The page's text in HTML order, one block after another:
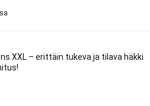
XXL – erittäin tukeva ja tilava häkki